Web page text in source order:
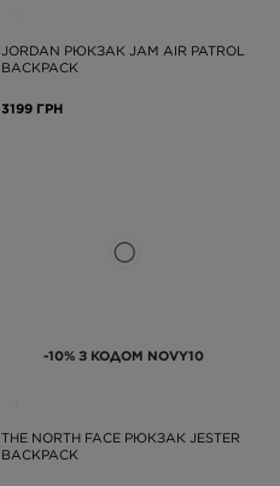
JORDAN РЮКЗАК JAM AIR PATROL
BACKPACK
3199 ГРН
-10% З КОДОМ NOVY10
THE NORTH FACE РЮКЗАК JESTER
BACKPACK